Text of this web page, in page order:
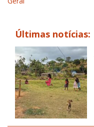
Últimas notícias: